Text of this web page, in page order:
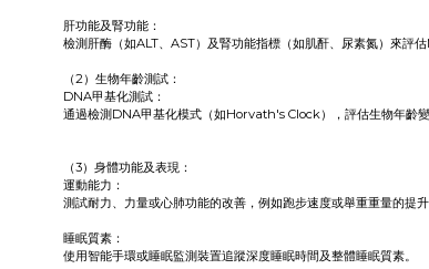
肝功能及腎功能：
檢測肝酶（如ALT、AST）及腎功能指標（如肌酐、尿素氮）來評
（2）生物年齡測試：
DNA甲基化測試：
通過檢測DNA甲基化模式（如Horvath's Clock），評估生物年齡
（3）身體功能及表現：
運動能力：
測試耐力、力量或心肺功能的改善，例如跑步速度或舉重重量的提升
睡眠質素：
使用智能手環或睡眠監測裝置追蹤深度睡眠時間及整體睡眠質素。